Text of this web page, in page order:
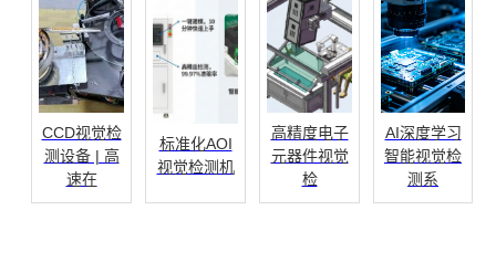
CCD视觉检
测设备 | 高
速在
标准化AOI
视觉检测机
高精度电子
元器件视觉
检
AI深度学习
智能视觉检
测系